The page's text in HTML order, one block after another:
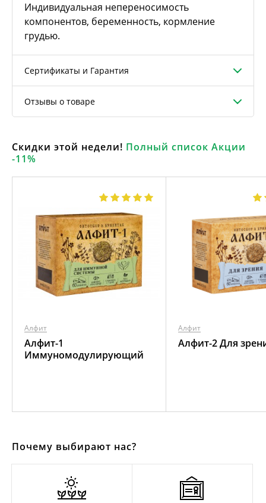
Индивидуальная непереносимость
компонентов, беременность, кормление
грудью.
Сертификаты и Гарантия
Отзывы о товаре
Скидки этой недели! Полный список Акции
-11%
Алфит
Алфит-1
Иммуномодулирующий
Алфит
Алфит-2 Для
Почему выбирают нас?